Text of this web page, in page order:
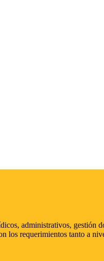
administrativos, gestión
los requerimientos tanto a